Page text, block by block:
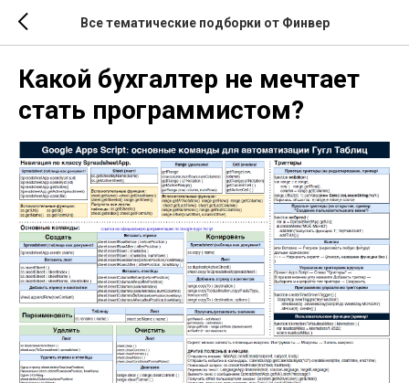
Все тематические подборки от Финвер
Какой бухгалтер не мечтает
стать программистом?